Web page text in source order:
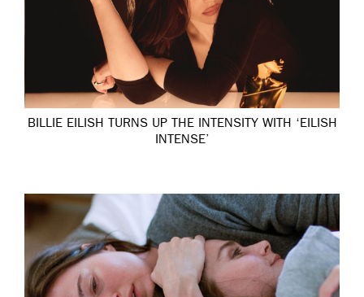
BILLIE EILISH TURNS UP THE INTENSITY WITH ‘EILISH
INTENSE’